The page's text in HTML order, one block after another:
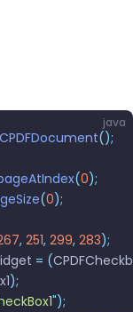
java
();
(0);
(0);
, 251, 299, 283);
= (
);
");